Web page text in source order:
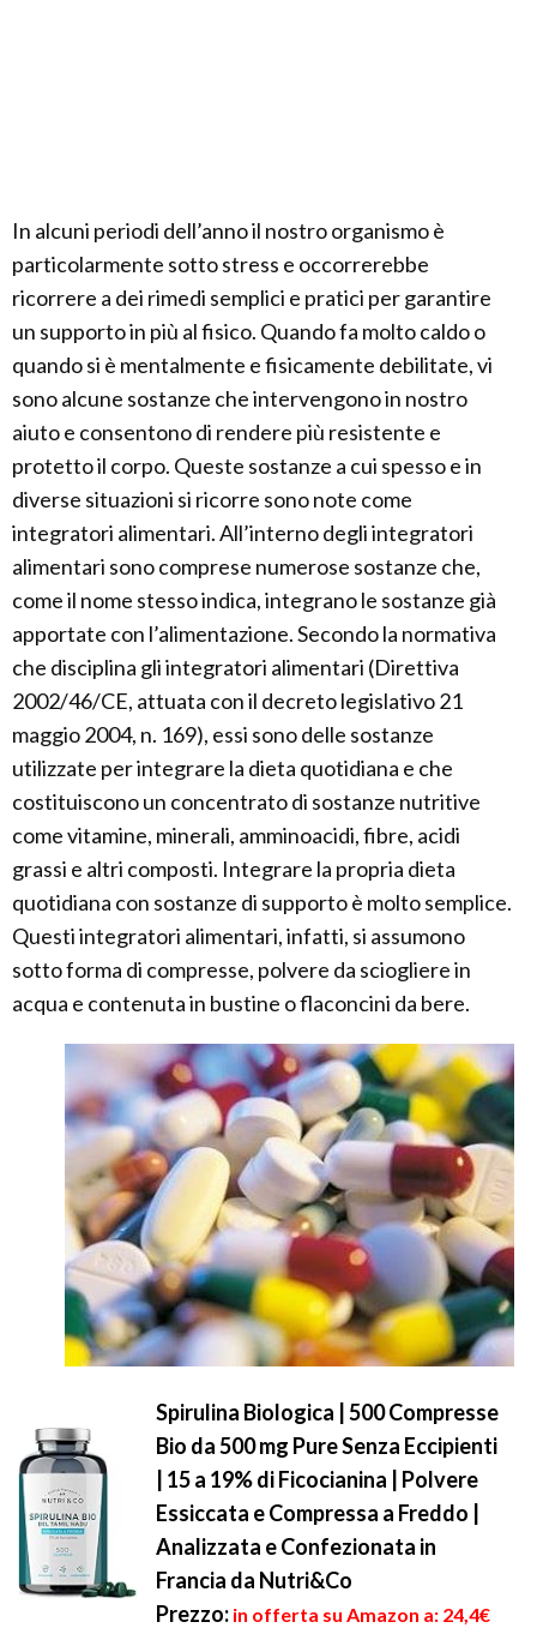
In alcuni periodi dell’anno il nostro organismo è
particolarmente sotto stress e occorrerebbe
ricorrere a dei rimedi semplici e pratici per garantire
un supporto in più al fisico. Quando fa molto caldo o
quando si è mentalmente e fisicamente debilitate, vi
sono alcune sostanze che intervengono in nostro
aiuto e consentono di rendere più resistente e
protetto il corpo. Queste sostanze a cui spesso e in
diverse situazioni si ricorre sono note come
integratori alimentari. All’interno degli integratori
alimentari sono comprese numerose sostanze che,
come il nome stesso indica, integrano le sostanze già
apportate con l’alimentazione. Secondo la normativa
che disciplina gli integratori alimentari (Direttiva
2002/46/CE, attuata con il decreto legislativo 21
maggio 2004, n. 169), essi sono delle sostanze
utilizzate per integrare la dieta quotidiana e che
costituiscono un concentrato di sostanze nutritive
come vitamine, minerali, amminoacidi, fibre, acidi
grassi e altri composti. Integrare la propria dieta
quotidiana con sostanze di supporto è molto semplice.
Questi integratori alimentari, infatti, si assumono
sotto forma di compresse, polvere da sciogliere in
acqua e contenuta in bustine o flaconcini da bere.
Spirulina Biologica | 500 Compresse
Bio da 500 mg Pure Senza Eccipienti
| 15 a 19% di Ficocianina | Polvere
Essiccata e Compressa a Freddo |
Analizzata e Confezionata in
Francia da Nutri&Co
Prezzo: in offerta su Amazon a: 24,4€